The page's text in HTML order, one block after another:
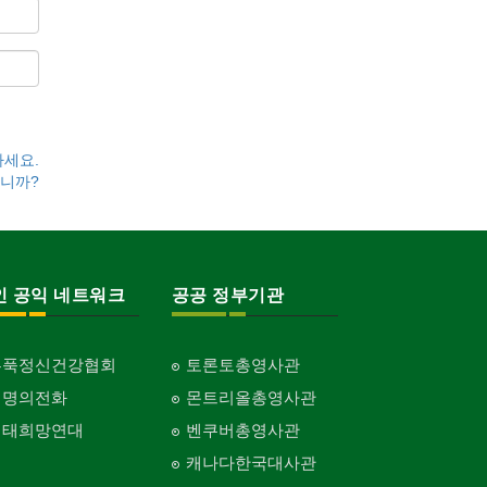
요.
까?
공익 네트워크
정신건강협회
의전화
희망연대
공공 정부기관
토론토총영사관
몬트리올총영사관
벤쿠버총영사관
캐나다한국대사관